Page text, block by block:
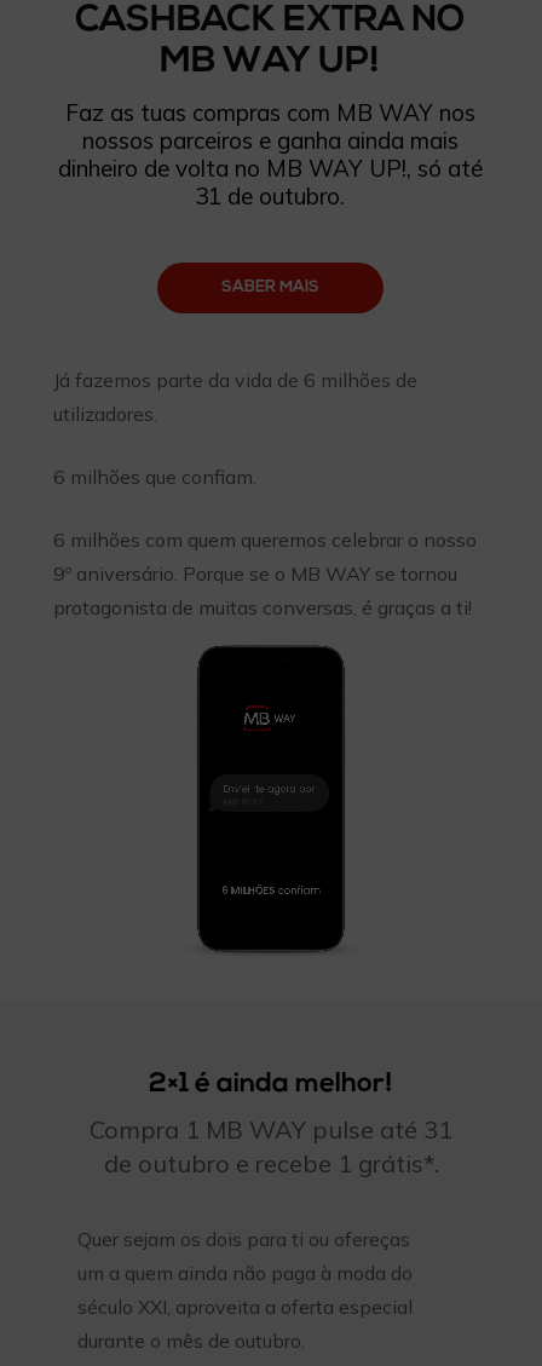
SABER MAIS
Faz as tuas compras com MB WAY nos
nossos parceiros e ganha ainda mais
dinheiro de volta no MB WAY UP!, só até
31 de outubro.
CASHBACK EXTRA NO
MB WAY UP!
Já fazemos parte da vida de 6 milhões de
utilizadores.
6 milhões que confiam.
6 milhões com quem queremos celebrar o nosso
9º aniversário. Porque se o MB WAY se tornou
protagonista de muitas conversas, é graças a ti!
2×1 é ainda melhor!
Compra 1 MB WAY pulse até 31
de outubro e recebe 1 grátis*.
Quer sejam os dois para ti ou ofereças
um a quem ainda não paga à moda do
século XXI, aproveita a oferta especial
durante o mês de outubro.